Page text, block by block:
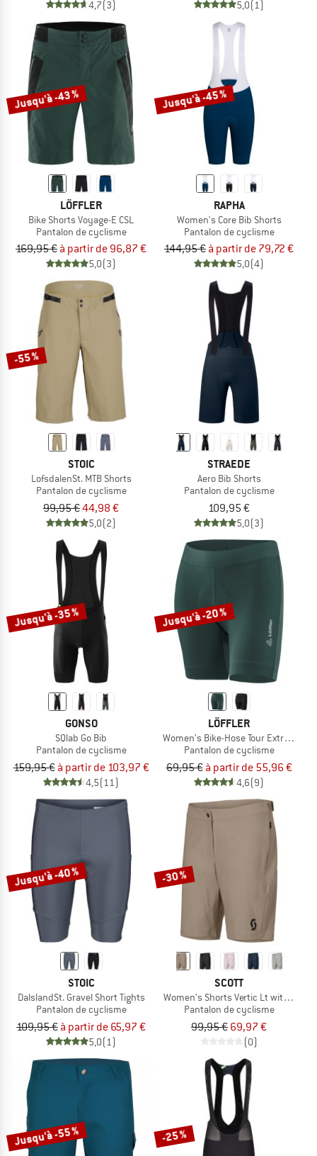
4,7(3) 5,0(1)
Jusqu'à -43 %
LÖFFLER
Bike Shorts Voyage-E CSL
Pantalon de cyclisme
169,95 € à partir de 96,87 €
5,0(3)
Jusqu'à -45 %
RAPHA
Women's Core Bib Shorts
Pantalon de cyclisme
144,95 € à partir de 79,72 €
5,0(4)
-55 %
STOIC
LofsdalenSt. MTB Shorts
Pantalon de cyclisme
99,95 €44,98 €
5,0(2)
STRAEDE
Aero Bib Shorts
Pantalon de cyclisme
109,95 €
5,0(3)
Jusqu'à -35 %
GONSO
SQlab Go Bib
Pantalon de cyclisme
159,95 € à partir de 103,97 €
4,5(11)
Jusqu'à -20 %
LÖFFLER
Women's Bike-Hose Tour Extrakurz
Pantalon de cyclisme
69,95 € à partir de 55,96 €
4,6(9)
Jusqu'à -40 %
STOIC
DalslandSt. Gravel Short Tights
Pantalon de cyclisme
109,95 € à partir de 65,97 €
5,0(1)
-30 %
SCOTT
Women's Shorts Vertic Lt with Pad
Pantalon de cyclisme
99,95 € 69,97 €
(0)
Jusqu'à -55 % -25 %